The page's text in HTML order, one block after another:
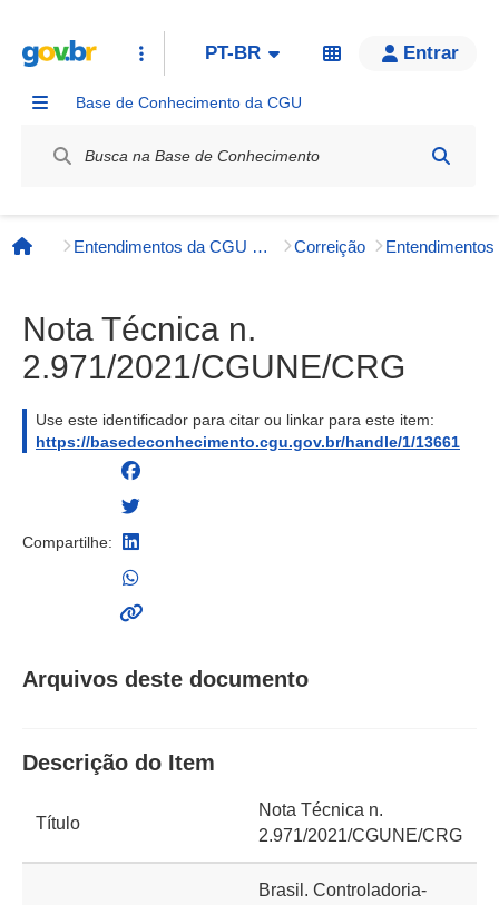
PT-BR Entrar
Base de Conhecimento da CGU
Página inicial
Entendimentos da CGU e órgãos externos Correição
Nota Técnica n.
2.971/2021/CGUNE/CRG
Use este identificador para citar ou linkar para este item:
https://basedeconhecimento.cgu.gov.br/handle/1/13661
Compartilhe:
Arquivos deste documento
Descrição do Item
Título
Nota Técnica n.
2.971/2021/CGUNE/CRG
Brasil. Controladoria-